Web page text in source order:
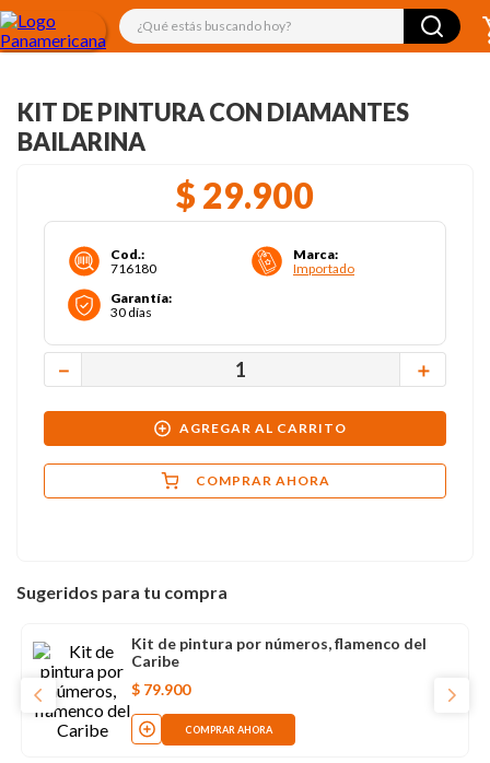
¿Qué estás buscando hoy?
KIT DE PINTURA CON DIAMANTES
BAILARINA
$ 29.900
Cod.:
716180
Marca:
Importado
Garantía:
30 días
＋
－
AGREGAR AL CARRITO
COMPRAR AHORA
Sugeridos para tu compra
Kit de pintura por números, flamenco del
Caribe
$ 79.900
COMPRAR AHORA